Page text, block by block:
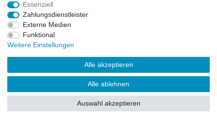
Vertrag widerrufen
© Copyright 2026 | Alle Rechte vorbehalten.
Essenziell
Zahlungsdienstleister
Externe Medien
Funktional
Weitere Einstellungen
Alle akzeptieren
Alle ablehnen
Auswahl akzeptieren